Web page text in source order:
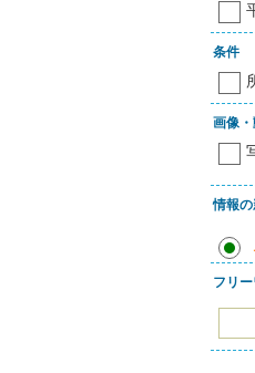
条件
画像
情報の
フリ